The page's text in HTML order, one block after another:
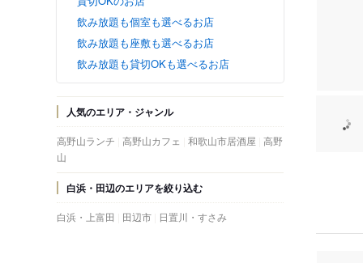
飲み放題も個室も選べるお店
飲み放題も座敷も選べるお店
飲み放題も貸切OKも選べるお店
人気のエリア・ジャンル
高野山ランチ 高野山カフェ 和歌山市居酒屋 高野
山
白浜・田辺のエリアを絞り込む
白浜・上富田 田辺市 日置川・すさみ